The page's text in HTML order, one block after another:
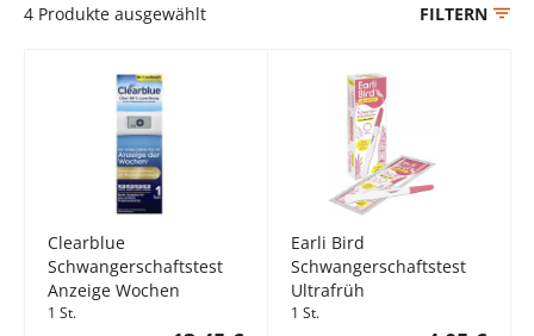
4 Produkte ausgewählt FILTERN
Clearblue
Schwangerschaftstest
Anzeige Wochen
1 St.
Earli Bird
Schwangerschaftstest
Ultrafrüh
1 St.